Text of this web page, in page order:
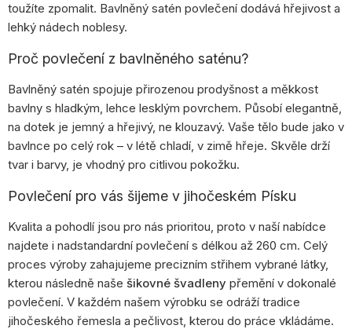
toužíte zpomalit. Bavlněný satén povlečení dodává hřejivost a
lehký nádech noblesy.
Proč povlečení z bavlněného saténu?
Bavlněný satén spojuje přirozenou prodyšnost a měkkost
bavlny s hladkým, lehce lesklým povrchem. Působí elegantně,
na dotek je jemný a hřejivý, ne klouzavý. Vaše tělo bude jako v
bavlnce po celý rok – v létě chladí, v zimě hřeje. Skvěle drží
tvar i barvy, je vhodný pro citlivou pokožku.
Povlečení pro vás šijeme v jihočeském Písku
Kvalita a pohodlí jsou pro nás prioritou, proto v naší nabídce
najdete i nadstandardní povlečení s délkou až 260 cm. Celý
proces výroby zahajujeme precizním střihem vybrané látky,
kterou následně naše šikovné švadleny přemění v dokonalé
povlečení. V každém našem výrobku se odráží tradice
jihočeského řemesla a pečlivost, kterou do práce vkládáme.